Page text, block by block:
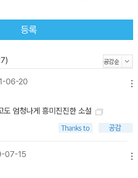
등록
06-20
도 엄청나게 흥미진진한 소설
07-15